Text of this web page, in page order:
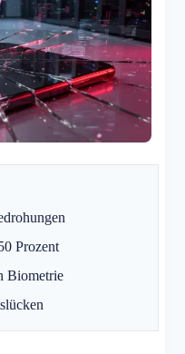
Prozent
Biometrie